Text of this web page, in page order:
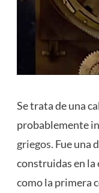
Se trata de una
probablemente
griegos. Fue una
construidas en la
como la primera